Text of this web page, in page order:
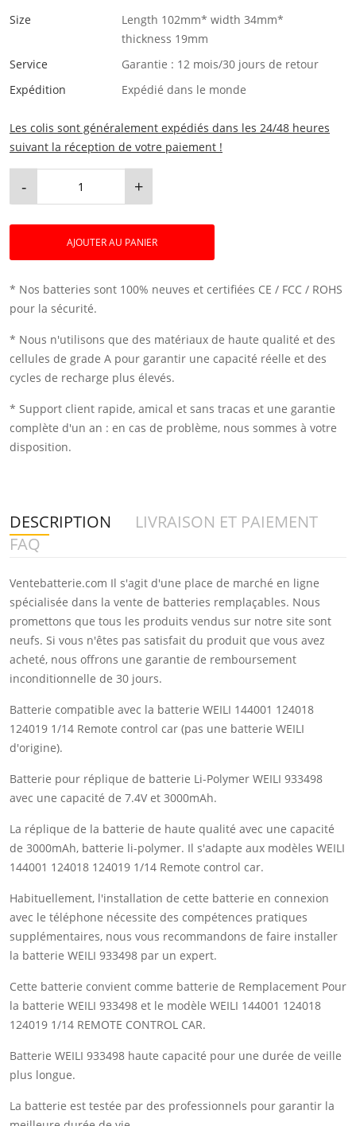
Size
Length 102mm* width 34mm*
thickness 19mm
Service
Garantie : 12 mois/30 jours de retour
Expédition
Expédié dans le monde
Les colis sont généralement expédiés dans les 24/48 heures
suivant la réception de votre paiement !
- +
AJOUTER AU PANIER
* Nos batteries sont 100% neuves et certifiées CE / FCC / ROHS
pour la sécurité.
* Nous n'utilisons que des matériaux de haute qualité et des
cellules de grade A pour garantir une capacité réelle et des
cycles de recharge plus élevés.
* Support client rapide, amical et sans tracas et une garantie
complète d'un an : en cas de problème, nous sommes à votre
disposition.
DESCRIPTION
LIVRAISON ET PAIEMENT
FAQ
Ventebatterie.com Il s'agit d'une place de marché en ligne
spécialisée dans la vente de batteries remplaçables. Nous
promettons que tous les produits vendus sur notre site sont
neufs. Si vous n'êtes pas satisfait du produit que vous avez
acheté, nous offrons une garantie de remboursement
inconditionnelle de 30 jours.
Batterie compatible avec la batterie WEILI 144001 124018
124019 1/14 Remote control car (pas une batterie WEILI
d'origine).
Batterie pour réplique de batterie Li-Polymer WEILI 933498
avec une capacité de 7.4V et 3000mAh.
La réplique de la batterie de haute qualité avec une capacité
de 3000mAh, batterie li-polymer. Il s'adapte aux modèles WEILI
144001 124018 124019 1/14 Remote control car.
Habituellement, l'installation de cette batterie en connexion
avec le téléphone nécessite des compétences pratiques
supplémentaires, nous vous recommandons de faire installer
la batterie WEILI 933498 par un expert.
Cette batterie convient comme batterie de Remplacement Pour
la batterie WEILI 933498 et le modèle WEILI 144001 124018
124019 1/14 REMOTE CONTROL CAR.
Batterie WEILI 933498 haute capacité pour une durée de veille
plus longue.
La batterie est testée par des professionnels pour garantir la